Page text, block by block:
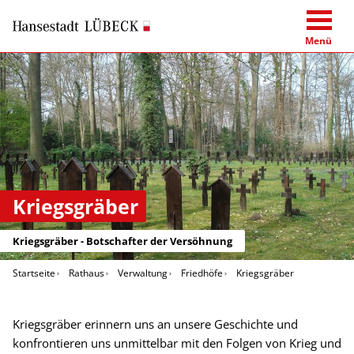
Menü
Kriegsgräber
Kriegsgräber - Botschafter der Versöhnung
Startseite Rathaus Verwaltung Friedhöfe Kriegsgräber
Kriegsgräber erinnern uns an unsere Geschichte und
konfrontieren uns unmittelbar mit den Folgen von Krieg und